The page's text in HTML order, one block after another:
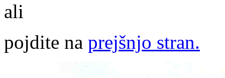
ali
pojdite na prejšnjo stran.